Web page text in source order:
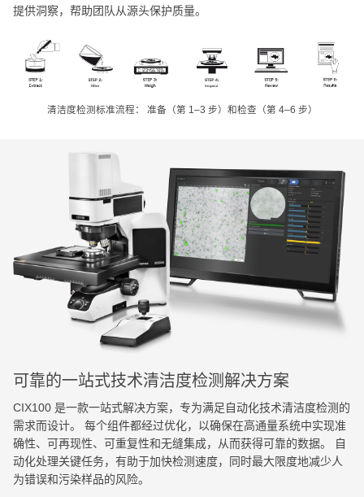
提供洞察，帮助团队从源头保护质量。
清洁度检测标准流程： 准备（第 1–3 步）和检查（第 4–6 步）
可靠的一站式技术清洁度检测解决方案
CIX100 是一款一站式解决方案，专为满足自动化技术清洁度检测的
需求而设计。 每个组件都经过优化，以确保在高通量系统中实现准
确性、可再现性、可重复性和无缝集成，从而获得可靠的数据。 自
动化处理关键任务，有助于加快检测速度，同时最大限度地减少人
为错误和污染样品的风险。